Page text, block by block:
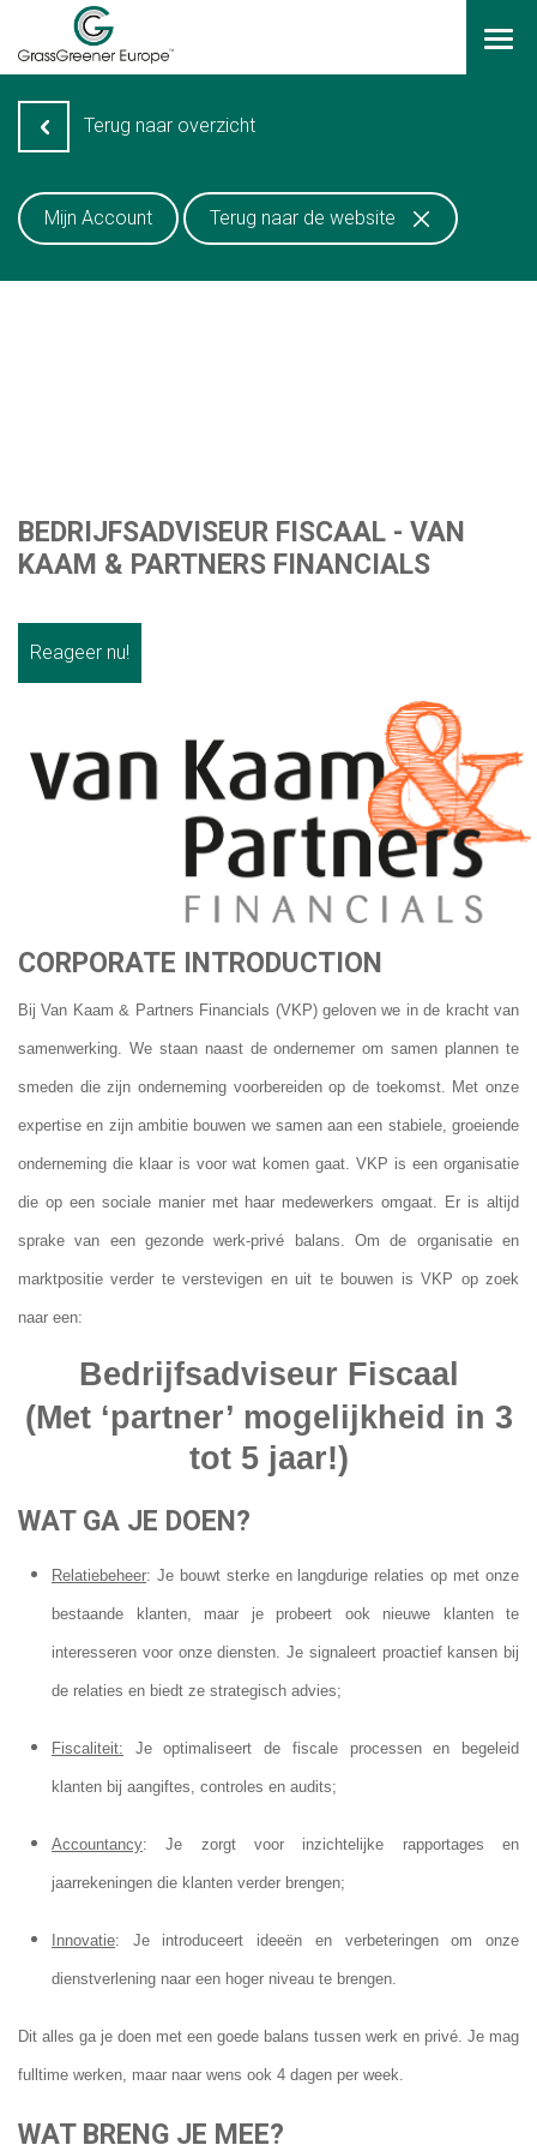
LOGIN
RESOURCES
OVER ONS
REFERENTIES
DOWNLOAD BROCHURE
Terug naar overzicht
Mijn Account Terug naar de website
BEDRIJFSADVISEUR FISCAAL - VAN
KAAM & PARTNERS FINANCIALS
Reageer nu!
CORPORATE INTRODUCTION
Bij Van Kaam & Partners Financials (VKP) geloven we in de kracht van
samenwerking. We staan naast de ondernemer om samen plannen te
smeden die zijn onderneming voorbereiden op de toekomst. Met onze
expertise en zijn ambitie bouwen we samen aan een stabiele, groeiende
onderneming die klaar is voor wat komen gaat. VKP is een organisatie
die op een sociale manier met haar medewerkers omgaat. Er is altijd
sprake van een gezonde werk-privé balans. Om de organisatie en
marktpositie verder te verstevigen en uit te bouwen is VKP op zoek
naar een:
Bedrijfsadviseur Fiscaal
(Met ‘partner’ mogelijkheid in 3
tot 5 jaar!)
WAT GA JE DOEN?
Relatiebeheer: Je bouwt sterke en langdurige relaties op met onze
bestaande klanten, maar je probeert ook nieuwe klanten te
interesseren voor onze diensten. Je signaleert proactief kansen bij
de relaties en biedt ze strategisch advies;
Fiscaliteit: Je optimaliseert de fiscale processen en begeleid
klanten bij aangiftes, controles en audits;
Accountancy: Je zorgt voor inzichtelijke rapportages en
jaarrekeningen die klanten verder brengen;
Innovatie: Je introduceert ideeën en verbeteringen om onze
dienstverlening naar een hoger niveau te brengen.
Dit alles ga je doen met een goede balans tussen werk en privé. Je mag
fulltime werken, maar naar wens ook 4 dagen per week.
WAT BRENG JE MEE?